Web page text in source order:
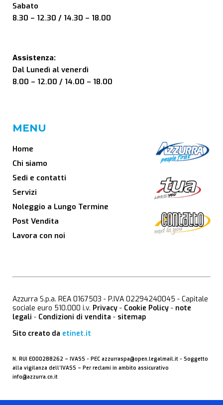
Sabato
8.30 – 12.30 / 14.30 – 18.00
Assistenza:
Dal Lunedì al venerdì
8.00 – 12.00 / 14.00 – 18.00
MENU
Home
Chi siamo
Sedi e contatti
Servizi
Noleggio a Lungo Termine
Post Vendita
Lavora con noi
Azzurra S.p.a. REA 0167503 - P.IVA 02294240045 - Capitale
sociale euro 510.000 i.v. Privacy - Cookie Policy - note
legali - Condizioni di vendita - sitemap
Sito creato da etinet.it
N. RUI E000288262 – IVASS - PEC azzurraspa@open.legalmail.it - Soggetto
alla vigilanza dell’IVASS – Per reclami in ambito assicurativo
info@azzurra.cn.it